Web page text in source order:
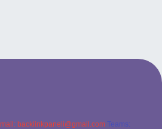
backlinkpaneli@gmail.com Teams: